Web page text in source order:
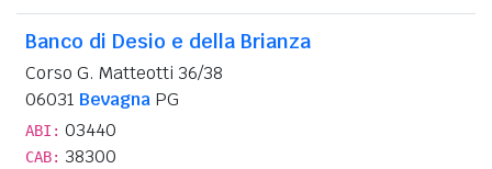
Banco di Desio e della Brianza
Corso G. Matteotti 36/38
06031 Bevagna PG
ABI: 03440
CAB: 38300